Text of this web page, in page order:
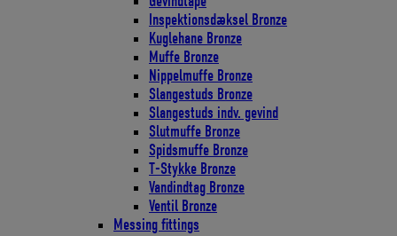
Inspektionsdæksel Bronze
Kuglehane Bronze
Muffe Bronze
Nippelmuffe Bronze
Slangestuds Bronze
Slangestuds indv. gevind
Slutmuffe Bronze
Spidsmuffe Bronze
T-Stykke Bronze
Vandindtag Bronze
Ventil Bronze
Messing fittings